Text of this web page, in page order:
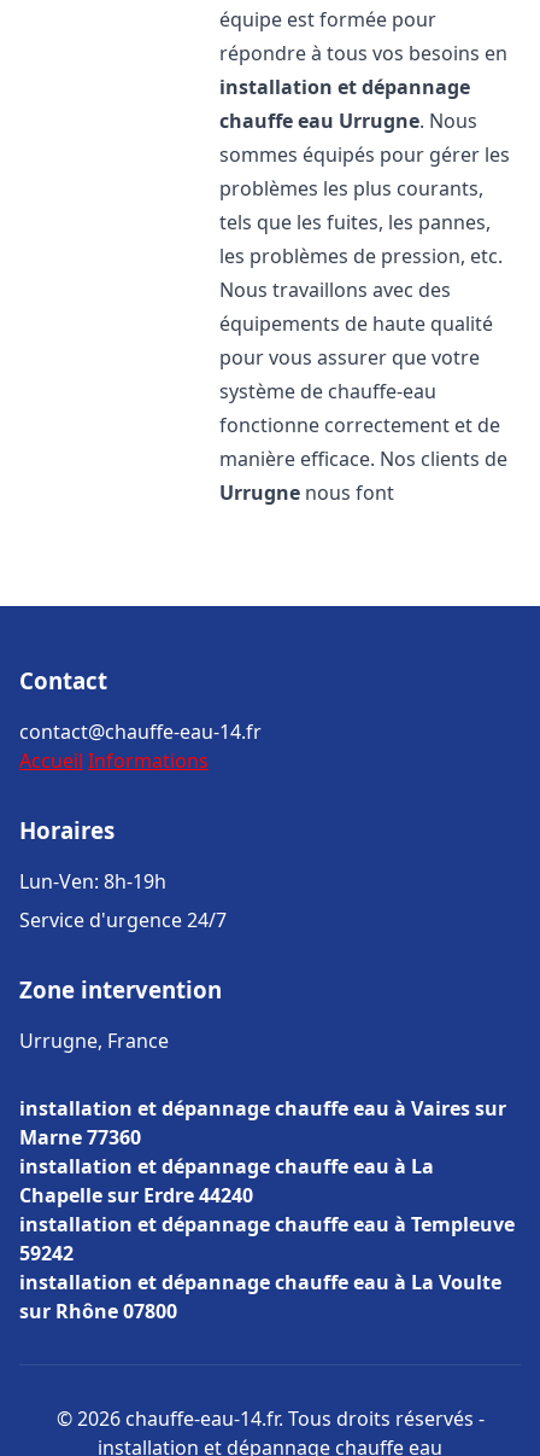
équipe est formée pour
répondre à tous vos besoins en
installation et dépannage
chauffe eau Urrugne. Nous
sommes équipés pour gérer les
problèmes les plus courants,
tels que les fuites, les pannes,
les problèmes de pression, etc.
Nous travaillons avec des
équipements de haute qualité
pour vous assurer que votre
système de chauffe-eau
fonctionne correctement et de
manière efficace. Nos clients de
Urrugne nous font
Contact
contact@chauffe-eau-14.fr
Accueil Informations
Horaires
Lun-Ven: 8h-19h
Service d'urgence 24/7
Zone intervention
Urrugne, France
installation et dépannage chauffe eau à Vaires sur
Marne 77360
installation et dépannage chauffe eau à La
Chapelle sur Erdre 44240
installation et dépannage chauffe eau à Templeuve
59242
installation et dépannage chauffe eau à La Voulte
sur Rhône 07800
© 2026 chauffe-eau-14.fr. Tous droits réservés -
installation et dépannage chauffe eau